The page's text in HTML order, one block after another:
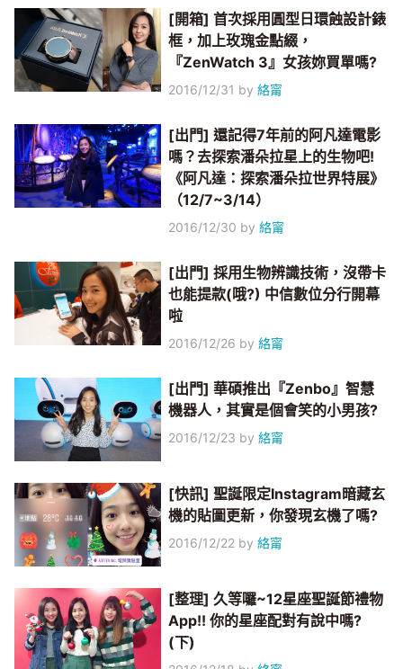
[開箱] 首次採用圓型日環蝕設計錶
框，加上玫瑰金點綴，
『ZenWatch 3』女孩妳買單嗎?
2016/12/31 by絡甯
[出門] 還記得7年前的阿凡達電影
嗎？去探索潘朵拉星上的生物吧!
《阿凡達：探索潘朵拉世界特展》
（12/7~3/14）
2016/12/30 by絡甯
[出門] 採用生物辨識技術，沒帶卡
也能提款(哦?) 中信數位分行開幕
啦
2016/12/26 by絡甯
[出門] 華碩推出『Zenbo』智慧
機器人，其實是個會笑的小男孩?
2016/12/23 by絡甯
[快訊] 聖誕限定Instagram暗藏玄
機的貼圖更新，你發現玄機了嗎?
2016/12/22 by絡甯
[整理] 久等囉~12星座聖誕節禮物
App!! 你的星座配對有說中嗎?
(下)